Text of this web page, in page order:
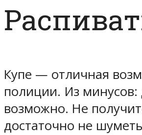
Купе — отличная
полиции. Из минусов:
возможно. Не
достаточно не